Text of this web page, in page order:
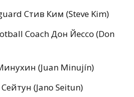
Стив Ким (Steve Kim)
Coach Дон Йессо (Don
(Juan Minujín)
(Jano Seitun)